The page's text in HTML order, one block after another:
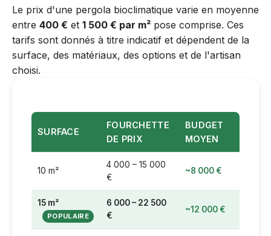
Le prix d'une pergola bioclimatique varie en moyenne
entre 400 € et 1 500 € par m² pose comprise. Ces
tarifs sont donnés à titre indicatif et dépendent de la
surface, des matériaux, des options et de l'artisan
choisi.
SURFACE
FOURCHETTE
DE PRIX
BUDGET
MOYEN
10 m²
4 000 – 15 000
€
~8 000 €
15 m²
6 000 – 22 500
€
~12 000 €